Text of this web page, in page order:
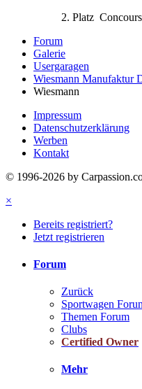
2. Platz
Forum
Galerie
Usergaragen
Wiesmann Manufaktur
Wiesmann
Impressum
Datenschutzerklärung
Werben
Kontakt
© 1996-2026 by
×
Bereits registriert?
Jetzt registrieren
Forum
Zurück
Sportwagen
Themen Forum
Clubs
Certified Owner
Mehr